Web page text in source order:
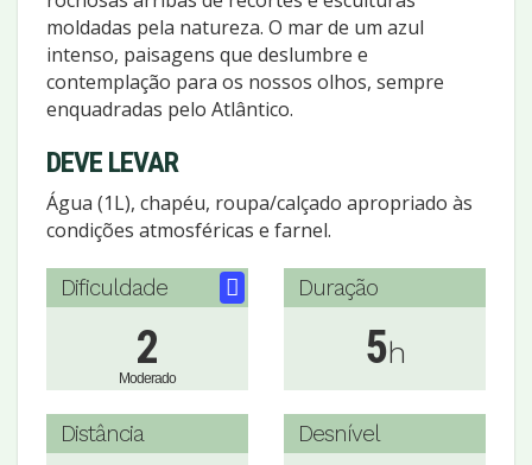
moldadas pela natureza. O mar de um azul
intenso, paisagens que deslumbre e
contemplação para os nossos olhos, sempre
enquadradas pelo Atlântico.
DEVE LEVAR
Água (1L), chapéu, roupa/calçado apropriado às
condições atmosféricas e farnel.
Dificuldade
2
Moderado
Duração
5h
Distância Desnível